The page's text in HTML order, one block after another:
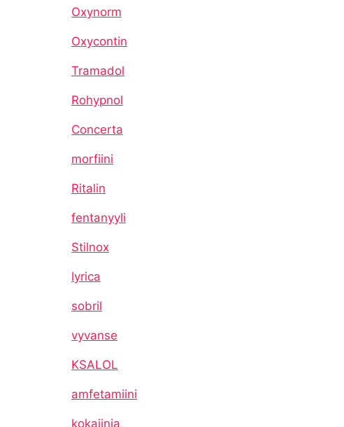
Oxynorm
Oxycontin
Tramadol
Rohypnol
Concerta
morfiini
Ritalin
fentanyyli
Stilnox
lyrica
sobril
vyvanse
KSALOL
amfetamiini
kokaiinia